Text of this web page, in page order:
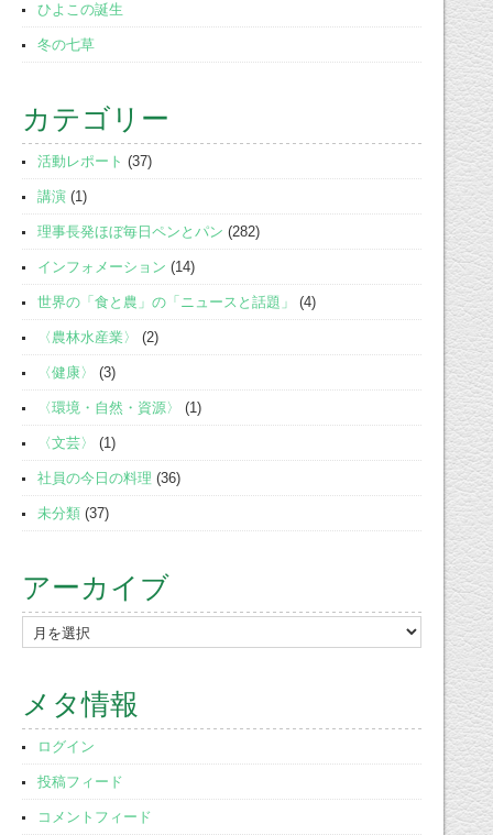
ひよこの誕生
冬の七草
カテゴリー
活動レポート (37)
講演 (1)
理事長発ほぼ毎日ペンとパン (282)
インフォメーション (14)
世界の「食と農」の「ニュースと話題」 (4)
〈農林水産業〉 (2)
〈健康〉 (3)
〈環境・自然・資源〉 (1)
〈文芸〉 (1)
社員の今日の料理 (36)
未分類 (37)
アーカイブ
ー
イ
ブ
メタ情報
ログイン
投稿フィード
コメントフィード